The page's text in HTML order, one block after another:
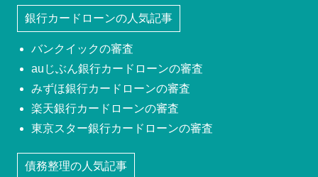
銀行カードローンの人気記事
バンクイックの審査
auじぶん銀行カードローンの審査
みずほ銀行カードローンの審査
楽天銀行カードローンの審査
東京スター銀行カードローンの審査
債務整理の人気記事